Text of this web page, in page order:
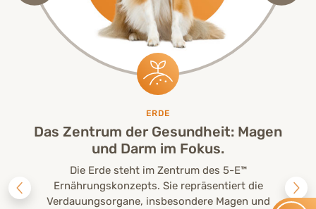
ERDE
Das Zentrum der Gesundheit: Magen
und Darm im Fokus.
Die Erde steht im Zentrum des 5-E™
Ernährungskonzepts. Sie repräsentiert die
Verdauungsorgane, insbesondere Magen und